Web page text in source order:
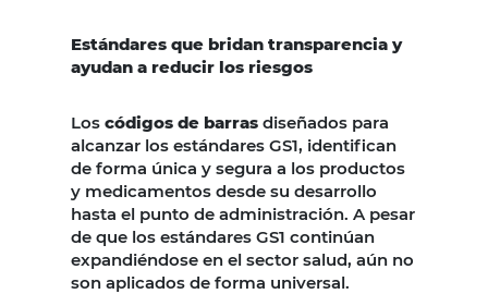
Estándares que bridan transparencia y
ayudan a reducir los riesgos
Los códigos de barras diseñados para
alcanzar los estándares GS1, identifican
de forma única y segura a los productos
y medicamentos desde su desarrollo
hasta el punto de administración. A pesar
de que los estándares GS1 continúan
expandiéndose en el sector salud, aún no
son aplicados de forma universal.